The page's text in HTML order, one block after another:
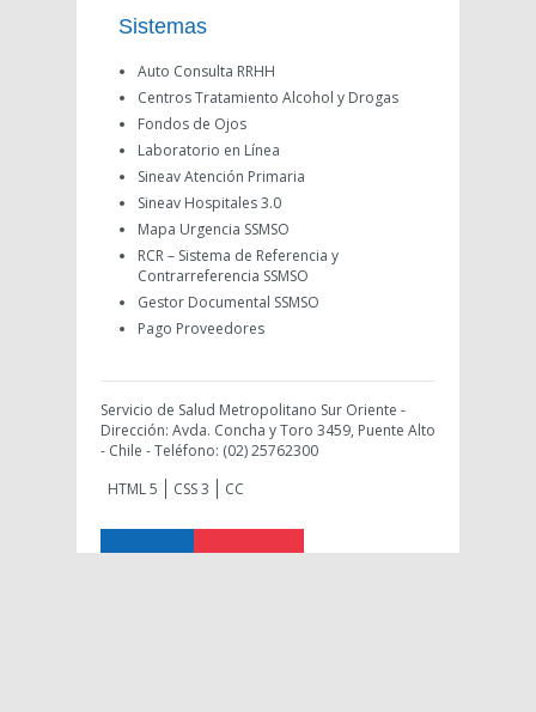
Sistemas
Auto Consulta RRHH
Centros Tratamiento Alcohol y Drogas
Fondos de Ojos
Laboratorio en Línea
Sineav Atención Primaria
Sineav Hospitales 3.0
Mapa Urgencia SSMSO
RCR – Sistema de Referencia y
Contrarreferencia SSMSO
Gestor Documental SSMSO
Pago Proveedores
Servicio de Salud Metropolitano Sur Oriente -
Dirección: Avda. Concha y Toro 3459, Puente Alto
- Chile - Teléfono: (02) 25762300
HTML 5
CSS 3 CC